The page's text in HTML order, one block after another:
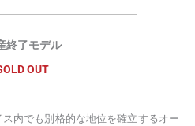
終了モデル
OUT
内でも別格的な地位を確立するオー